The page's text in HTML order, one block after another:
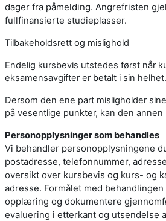
dager fra påmelding. Angrefristen
fullfinansierte studieplasser.
Tilbakeholdsrett og mislighold
Endelig kursbevis utstedes først når
eksamensavgifter er betalt i sin helhet.
Dersom den ene part misligholder
på vesentlige punkter, kan den
Personopplysninger som behandles
Vi behandler personopplysningene
postadresse, telefonnummer,
oversikt over kursbevis og kurs- og
adresse. Formålet med
opplæring og dokumentere
evaluering i etterkant og utsendelse